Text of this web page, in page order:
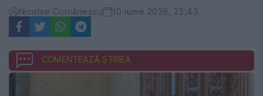
Nicolae Comănescu 10 iunie 2026, 23:43
COMENTEAZĂ ȘTIREA